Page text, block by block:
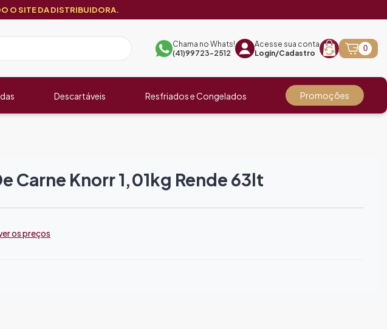
O SITE DA DISTRIBUIDORA.
Chama no Whats!
(41)99723-2512
Acesse sua conta
Login/Cadastro
0
Descartáveis Resfriados e Congelados Promoções
Carne Knorr 1,01kg Rende 63lt
os preços